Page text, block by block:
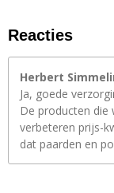
Reacties
Herbert
Ja, goede
De producten die
verbeteren prijs-
dat paarden en